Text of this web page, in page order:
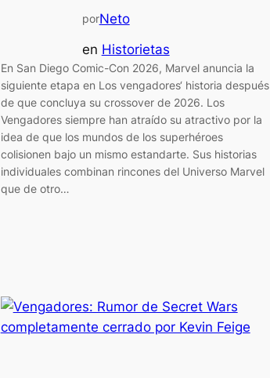
porNeto
en Historietas
En San Diego Comic-Con 2026, Marvel anuncia la
siguiente etapa en Los vengadores‘ historia después
de que concluya su crossover de 2026. Los
Vengadores siempre han atraído su atractivo por la
idea de que los mundos de los superhéroes
colisionen bajo un mismo estandarte. Sus historias
individuales combinan rincones del Universo Marvel
que de otro…